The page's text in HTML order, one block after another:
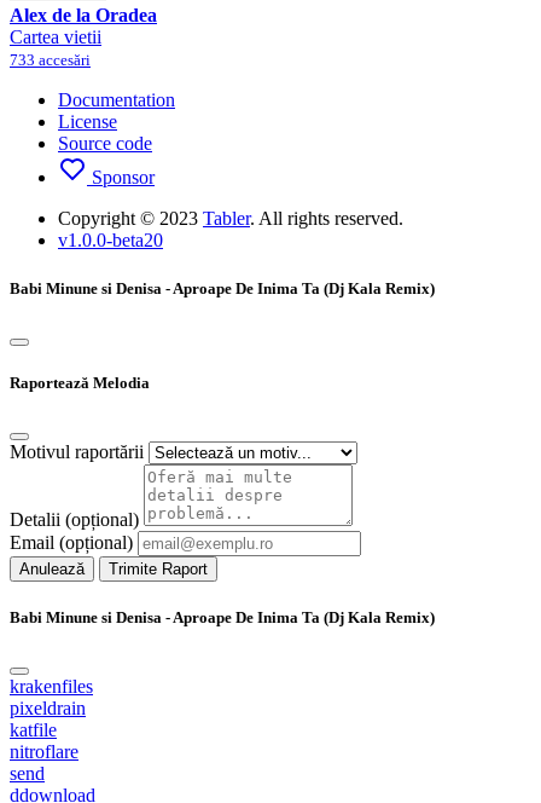
Alex de la Oradea
Cartea vietii
733 accesări
Documentation
License
Source code
Sponsor
Copyright © 2023 Tabler. All rights reserved.
v1.0.0-beta20
Babi Minune si Denisa - Aproape De Inima Ta (Dj Kala Remix)
Raportează Melodia
Motivul raportării
Detalii (opțional)
Email (opțional)
Anulează Trimite Raport
Babi Minune si Denisa - Aproape De Inima Ta (Dj Kala Remix)
krakenfiles
pixeldrain
katfile
nitroflare
send
ddownload